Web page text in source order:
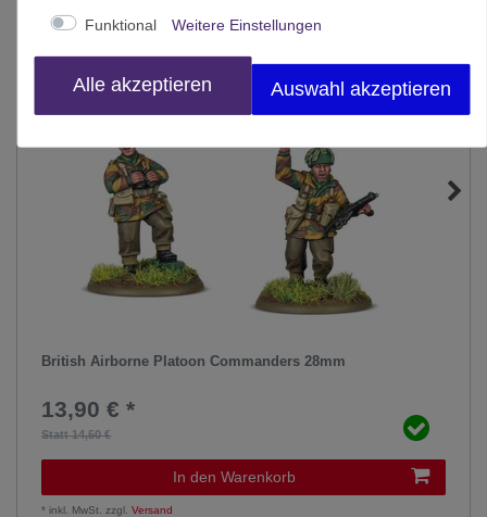
British Airborne Platoon Commanders 28mm
Statt 14,50 €
13,90 € *
In den Warenkorb
*inkl. MwSt. zzgl.Versand
Funktional Weitere Einstellungen
Alle akzeptieren Auswahl akzeptieren